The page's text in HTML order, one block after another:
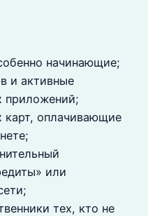
начинающие;
и активные
приложений;
оплачивающие
или
тех, кто не